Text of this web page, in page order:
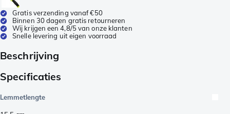
Gratis verzending vanaf €50
Binnen 30 dagen gratis retourneren
Wij krijgen een 4,8/5 van onze klanten
Snelle levering uit eigen voorraad
Beschrijving
Specificaties
Lemmetlengte